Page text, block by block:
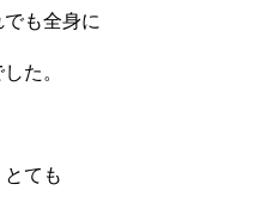
も全身に
た。
ても